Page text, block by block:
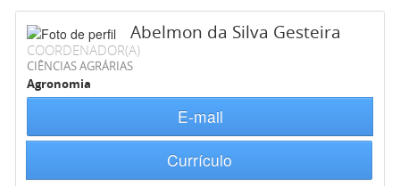
Abelmon da Silva Gesteira
COORDENADOR(A)
CIÊNCIAS AGRÁRIAS
Agronomia
E-mail
Currículo